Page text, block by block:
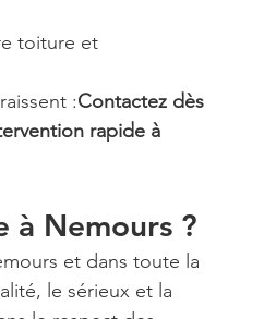
toiture et
:Contactez dès
rapide à
à Nemours ?
et dans toute la
le sérieux et la